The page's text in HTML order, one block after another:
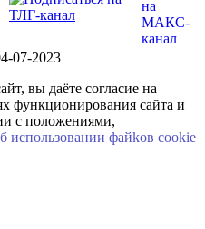
07-2023
вы даёте согласие на
функционирования сайта и
с положениями,
использовании файkов cookie